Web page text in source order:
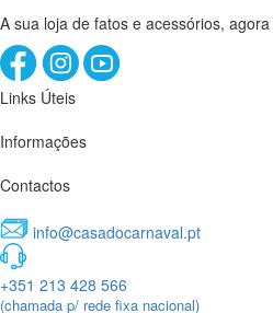
A sua loja de fatos e acessórios,
Links Úteis
Informações
Contactos
info@casadocarnaval.pt
+351 213 428 566
(chamada p/ rede fixa nacional)